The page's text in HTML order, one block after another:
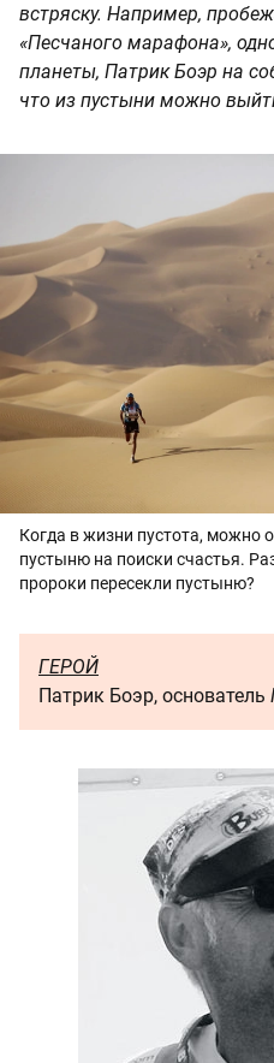
встряску. Например,
«Песчаного марафона»,
планеты, Патрик Боэр на
что из пустыни можно
Когда в жизни пустота, можно
пустыню на поиски счастья.
пророки пересекли пустыню?
ГЕРОЙ
Патрик Боэр, основатель